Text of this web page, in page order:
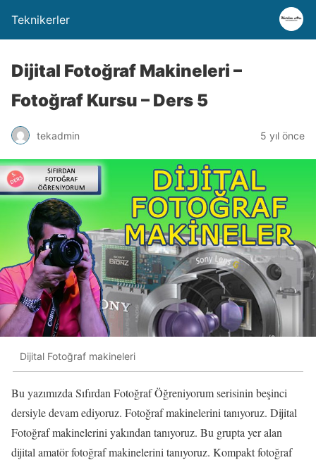
Teknikerler
Dijital Fotoğraf Makineleri –
Fotoğraf Kursu – Ders 5
tekadmin 5 yıl önce
Dijital Fotoğraf makineleri
Bu yazımızda Sıfırdan Fotoğraf Öğreniyorum serisinin beşinci
dersiyle devam ediyoruz. Fotoğraf makinelerini tanıyoruz. Dijital
Fotoğraf makinelerini yakından tanıyoruz. Bu grupta yer alan
dijital amatör fotoğraf makinelerini tanıyoruz. Kompakt fotoğraf